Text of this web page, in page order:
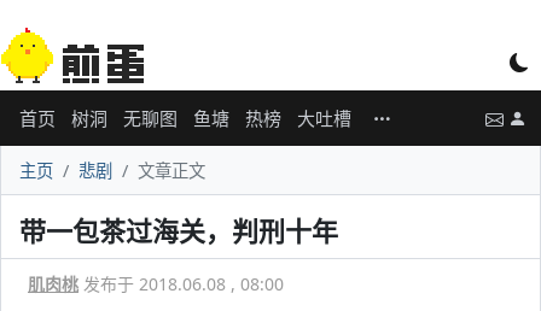
首页 树洞 无聊图 鱼塘 热榜 大吐槽
主页 悲剧 文章正文
带一包茶过海关，判刑十年
肌肉桃 发布于 2018.06.08 , 08:00